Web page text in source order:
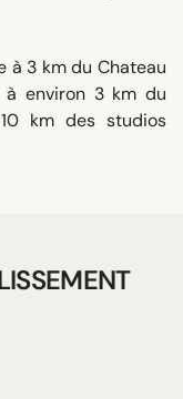
à 3 km du Chateau
à environ 3 km du
km des studios